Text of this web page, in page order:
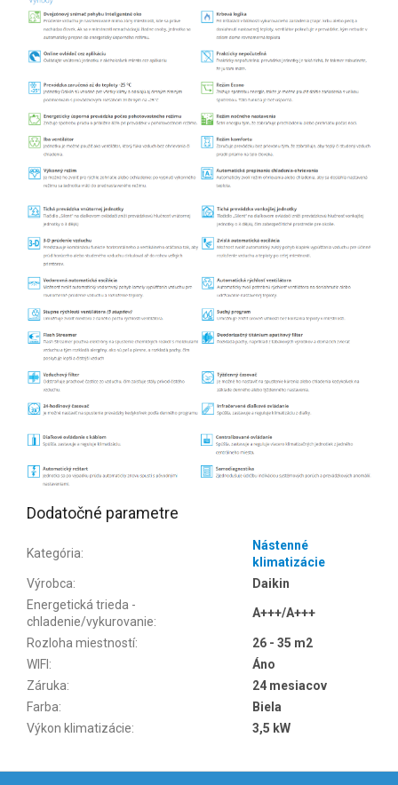
Dodatočné parametre
Kategória:
Nástenné
klimatizácie
Výrobca:
Daikin
Energetická trieda -
chladenie/vykurovanie:
A+++/A+++
Rozloha miestností:
26 - 35 m2
WIFI :
Áno
Záruka:
24 mesiacov
Farba:
Biela
Výkon klimatizácie: 3,5 kW